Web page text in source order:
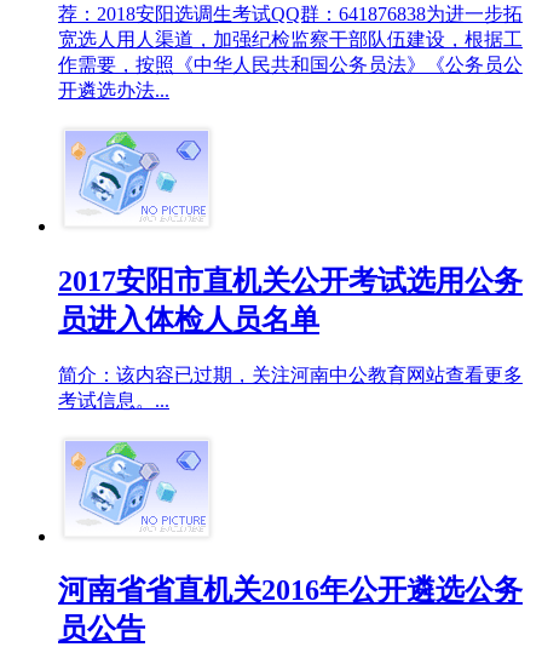
荐：2018安阳选调生考试QQ群：641876838为进一步拓
宽选人用人渠道，加强纪检监察干部队伍建设，根据工
作需要，按照《中华人民共和国公务员法》《公务员公
开遴选办法...
2017安阳市直机关公开考试选用公务
员进入体检人员名单
简介：该内容已过期，关注河南中公教育网站查看更多
考试信息。...
河南省省直机关2016年公开遴选公务
员公告